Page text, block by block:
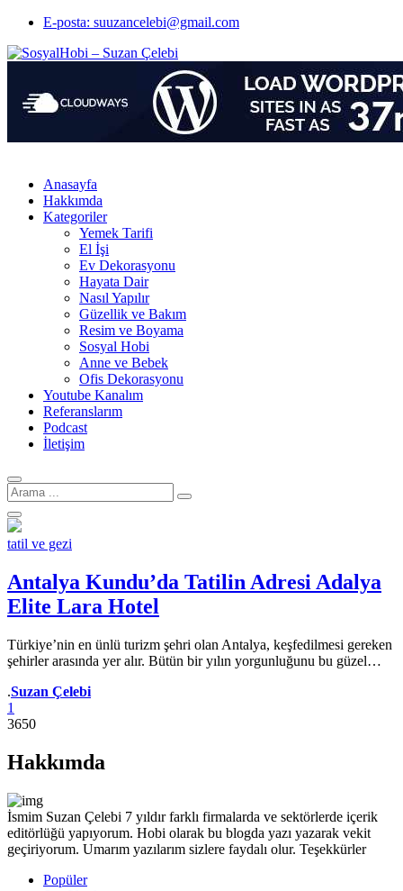
E-posta: suuzancelebi@gmail.com
Anasayfa
Hakkımda
Kategoriler
Yemek Tarifi
El İşi
Ev Dekorasyonu
Hayata Dair
Nasıl Yapılır
Güzellik ve Bakım
Resim ve Boyama
Sosyal Hobi
Anne ve Bebek
Ofis Dekorasyonu
Youtube Kanalım
Referanslarım
Podcast
İletişim
Arama
için:
tatil ve gezi
Antalya Kundu’da Tatilin Adresi Adalya
Elite Lara Hotel
Türkiye’nin en ünlü turizm şehri olan Antalya, keşfedilmesi gereken
şehirler arasında yer alır. Bütün bir yılın yorgunluğunu bu güzel…
Yazar
.Suzan Çelebi
1
3650
Hakkımda
İsmim Suzan Çelebi 7 yıldır farklı firmalarda ve sektörlerde içerik
editörlüğü yapıyorum. Hobi olarak bu blogda yazı yazarak vekit
geçiriyorum. Umarım yazılarım sizlere faydalı olur. Teşekkürler
Popüler